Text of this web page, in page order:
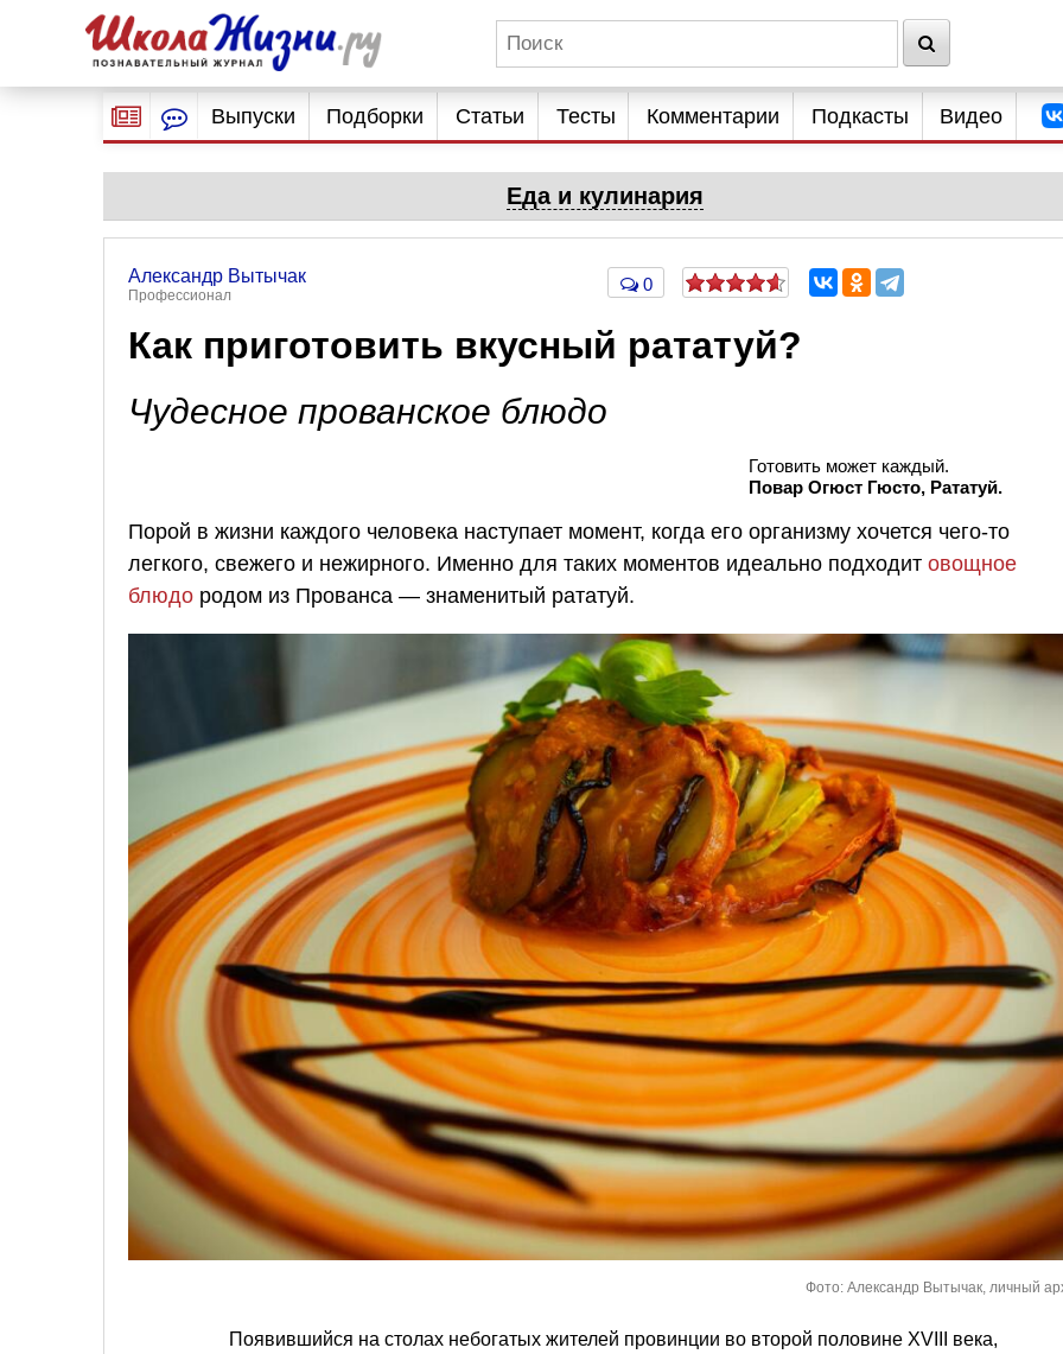
Выпуски Подборки Статьи Тесты Комментарии Подкасты Видео
Еда и кулинария
Александр Вытычак
Профессионал
0
Как приготовить вкусный рататуй?
Чудесное прованское блюдо
Готовить может каждый.
Повар Огюст Гюсто, Рататуй.
Порой в жизни каждого человека наступает момент, когда его организму хочется чего-то
легкого, свежего и нежирного. Именно для таких моментов идеально подходит овощное
блюдо родом из Прованса — знаменитый рататуй.
Фото: Александр Вытычак, личный
Появившийся на столах небогатых жителей провинции во второй половине XVIII века,